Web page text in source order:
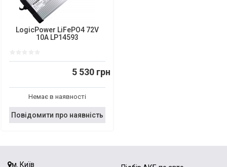
LogicPower LiFePO4 72V
10A LP14593
5 530 грн
Немає в наявності
Повідомити про наявність
м. Київ